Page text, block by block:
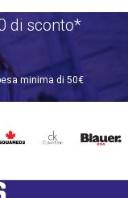
di sconto*
minima di 50€
DSQUARED2
CALVIN BLAUER